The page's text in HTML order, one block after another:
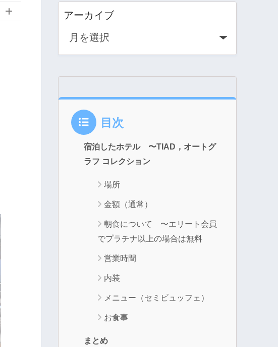
アーカイブ
目次
宿泊したホテル 〜TIAD，オートグ
ラフ コレクション
場所
金額（通常）
朝食について 〜エリート会員
でプラチナ以上の場合は無料
営業時間
内装
メニュー（セミビュッフェ）
お食事
まとめ